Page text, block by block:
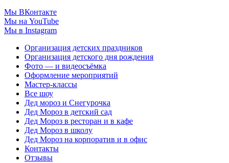
Мы ВКонтакте
Мы на YouTube
Мы в Instagram
Организация детских праздников
Организация детского дня рождения
Фото — и видеосъёмка
Оформление мероприятий
Мастер-классы
Все шоу
Дед мороз и Снегурочка
Дед Мороз в детский сад
Дед Мороз в ресторан и в кафе
Дед Мороз в школу
Дед Мороз на корпоратив и в офис
Контакты
Отзывы